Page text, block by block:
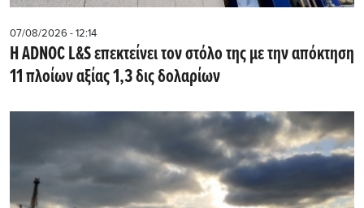
07/08/2026 - 12:14
Η ADNOC L&S επεκτείνει τον στόλο της με την απόκτηση
11 πλοίων αξίας 1,3 δις δολαρίων